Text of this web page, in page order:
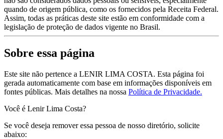
quando de origem pública, como os fornecidos pela Receita Federal.
Assim, todas as práticas deste site estão em conformidade com a
legislação de proteção de dados vigente no Brasil.
Sobre essa página
Este site não pertence a LENIR LIMA COSTA. Esta página foi
gerada automaticamente com base em informações disponíveis em
fontes públicas. Mais detalhes na nossa Política de Privacidade.
Você é Lenir Lima Costa?
Se você deseja remover essa pessoa de nosso diretório, solicite
abaixo: